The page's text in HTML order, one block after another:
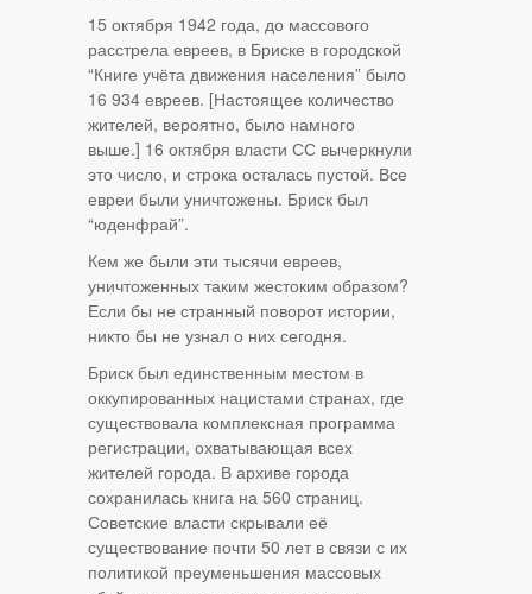
15 октября 1942 года, до массового
расстрела евреев, в Бриске в городской
“Книге учёта движения населения” было
16 934 евреев. [Настоящее количество
жителей, вероятно, было намного
выше.] 16 октября власти СС вычеркнули
это число, и строка осталась пустой. Все
евреи были уничтожены. Бриск был
“юденфрай”.
Кем же были эти тысячи евреев,
уничтоженных таким жестоким образом?
Если бы не странный поворот истории,
никто бы не узнал о них сегодня.
Бриск был единственным местом в
оккупированных нацистами странах, где
существовала комплексная программа
регистрации, охватывающая всех
жителей города. В архиве города
сохранилась книга на 560 страниц.
Советские власти скрывали её
существование почти 50 лет в связи с их
политикой преуменьшения массовых